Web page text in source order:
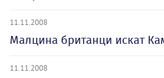
11.11.2008
Малцина британци искат
11.11.2008